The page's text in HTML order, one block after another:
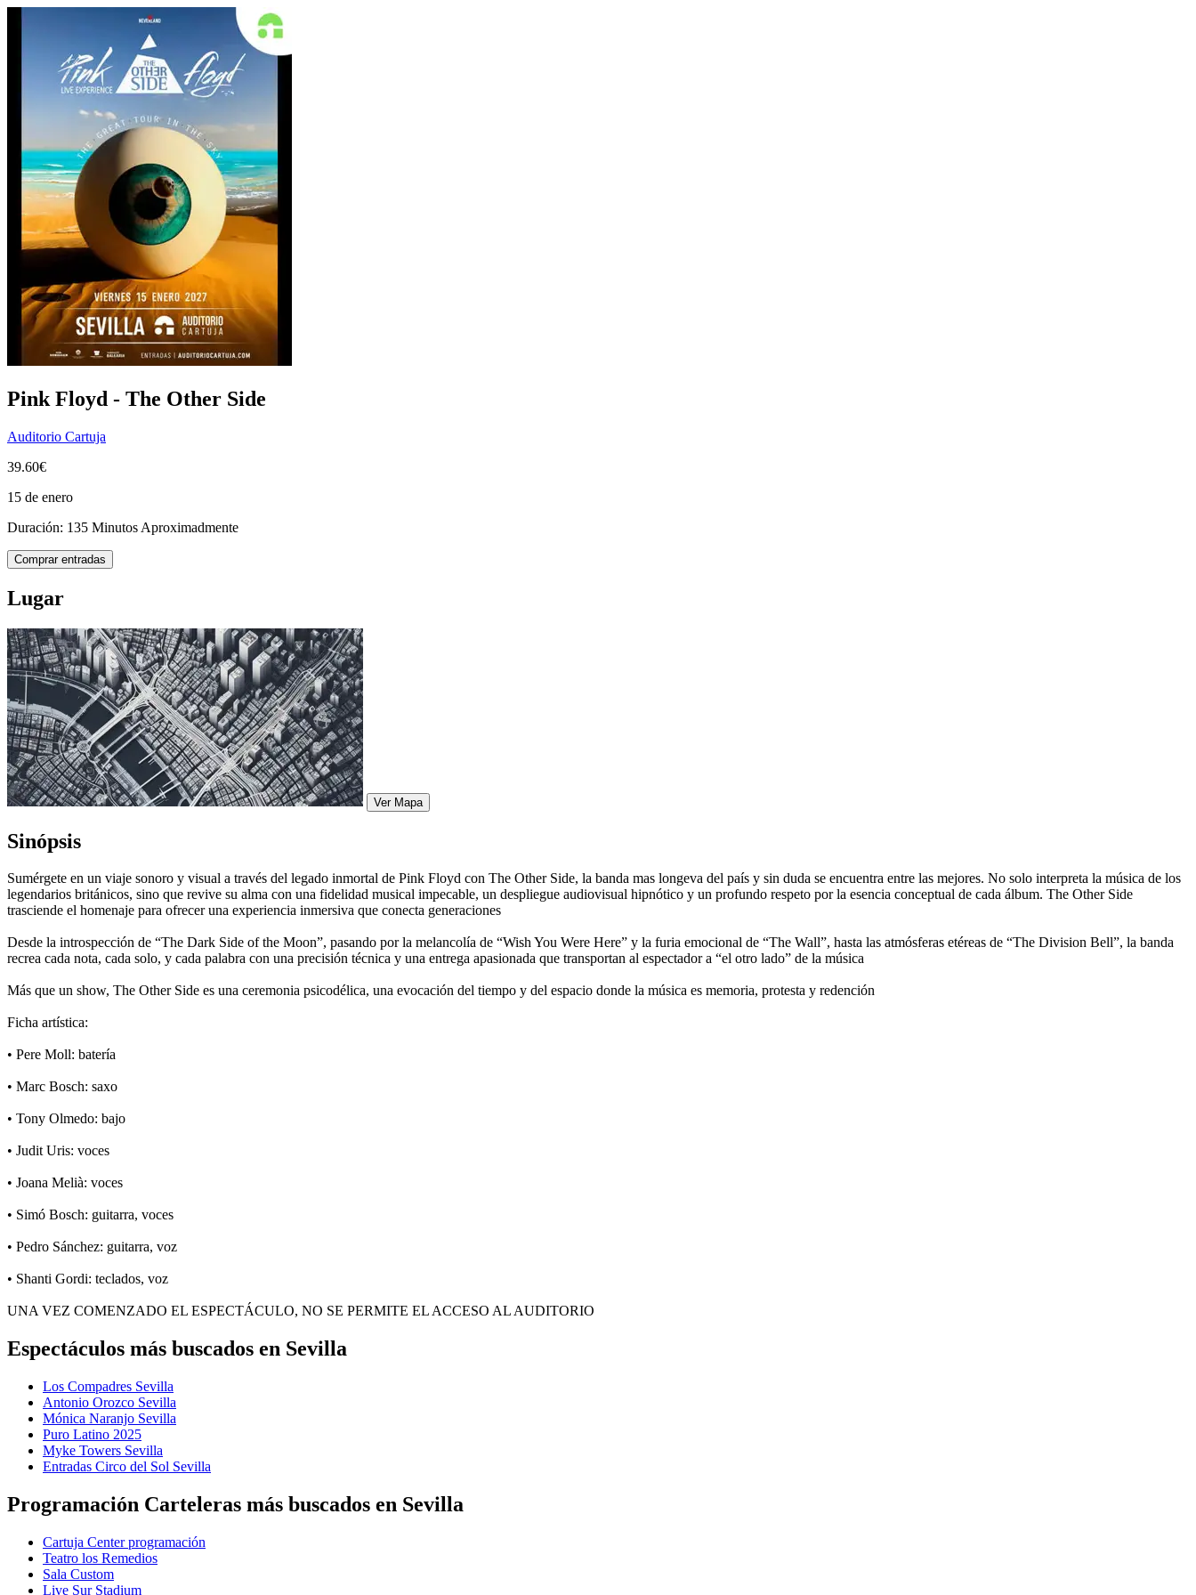
Pink Floyd - The Other Side
Auditorio Cartuja
39.60€
15 de enero
Duración: 135 Minutos Aproximadmente
Comprar entradas
Lugar
Ver Mapa
Sinópsis
Sumérgete en un viaje sonoro y visual a través del legado inmortal de Pink Floyd con The Other Side, la banda mas longeva del país y sin duda se encuentra entre las mejores. No solo interpreta la música de los
legendarios británicos, sino que revive su alma con una fidelidad musical impecable, un despliegue audiovisual hipnótico y un profundo respeto por la esencia conceptual de cada álbum. The Other Side
trasciende el homenaje para ofrecer una experiencia inmersiva que conecta generaciones
Desde la introspección de “The Dark Side of the Moon”, pasando por la melancolía de “Wish You Were Here” y la furia emocional de “The Wall”, hasta las atmósferas etéreas de “The Division Bell”, la banda
recrea cada nota, cada solo, y cada palabra con una precisión técnica y una entrega apasionada que transportan al espectador a “el otro lado” de la música
Más que un show, The Other Side es una ceremonia psicodélica, una evocación del tiempo y del espacio donde la música es memoria, protesta y redención
Ficha artística:
• Pere Moll: batería
• Marc Bosch: saxo
• Tony Olmedo: bajo
• Judit Uris: voces
• Joana Melià: voces
• Simó Bosch: guitarra, voces
• Pedro Sánchez: guitarra, voz
• Shanti Gordi: teclados, voz
UNA VEZ COMENZADO EL ESPECTÁCULO, NO SE PERMITE EL ACCESO AL AUDITORIO
Espectáculos más buscados en Sevilla
Los Compadres Sevilla
Antonio Orozco Sevilla
Mónica Naranjo Sevilla
Puro Latino 2025
Myke Towers Sevilla
Entradas Circo del Sol Sevilla
Programación Carteleras más buscados en Sevilla
Cartuja Center programación
Teatro los Remedios
Sala Custom
Live Sur Stadium